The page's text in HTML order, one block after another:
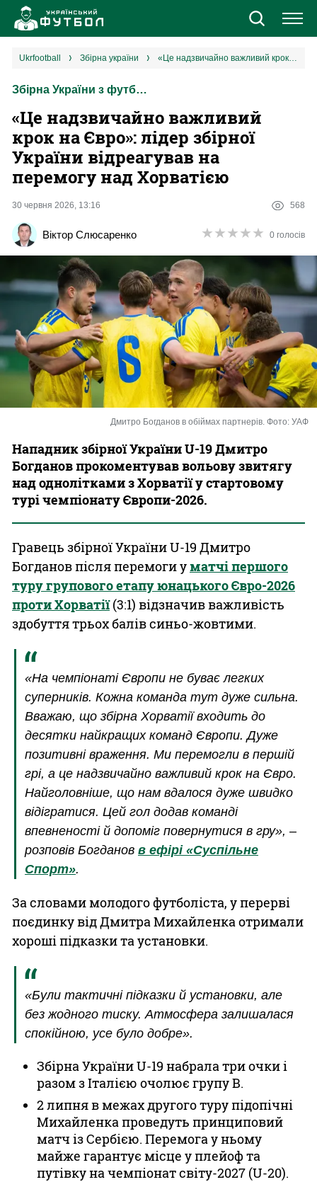
Новини
Збірна
Єврокубки
УПЛ
Різне
Букмекери
Казино
ukrfootball збірна україни «Це надзвичайно важливий крок на Євро»: лідер збірної України відреагував на перемогу над Хорватією
Збірна України з футболу
«Це надзвичайно важливий
крок на Євро»: лідер збірної
України відреагував на
перемогу над Хорватією
30 червня 2026, 13:16 568
Віктор Слюсаренко ★★★★★
★★★★★ 0 голосів
Дмитро Богданов в обіймах партнерів. Фото: УАФ
Нападник збірної України U-19 Дмитро
Богданов прокоментував вольову звитягу
над однолітками з Хорватії у стартовому
турі чемпіонату Європи-2026.
Гравець збірної України U-19 Дмитро
Богданов після перемоги уматчі першого
туру групового етапу юнацького Євро-2026
проти Хорватії(3:1) відзначив важливість
здобуття трьох балів синьо-жовтими.
«На чемпіонаті Європи не буває легких
суперників. Кожна команда тут дуже сильна.
Вважаю, що збірна Хорватії входить до
десятки найкращих команд Європи. Дуже
позитивні враження. Ми перемогли в першій
грі, а це надзвичайно важливий крок на Євро.
Найголовніше, що нам вдалося дуже швидко
відігратися. Цей гол додав команді
впевненості й допоміг повернутися в гру», –
розповів Богданов в ефірі «Суспільне
Спорт».
За словами молодого футболіста, у перерві
поєдинку від Дмитра Михайленка отримали
хороші підказки та установки.
«Були тактичні підказки й установки, але
без жодного тиску. Атмосфера залишалася
спокійною, усе було добре».
Збірна України U-19 набрала три очки і
разом з Італією очолює групу B.
2 липня в межах другого туру підопічні
Михайленка проведуть принциповий
матч із Сербією. Перемога у ньому
майже гарантує місце у плейоф та
путівку на чемпіонат світу-2027 (U-20).